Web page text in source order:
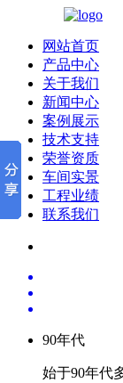
网站首页
产品中心
关于我们
新闻中心
案例展示
技术支持
荣誉资质
车间实景
工程业绩
联系我们
90年代
始于90年代